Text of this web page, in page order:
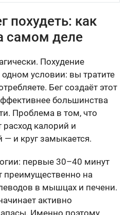
похудеть: как
самом деле
Похудение
условии: вы тратите
Бег создаёт этот
большинства
Проблема в том, что
калорий и
и круг замыкается.
первые 30–40 минут
преимущественно на
в мышцах и печени.
активно
Именно поэтому